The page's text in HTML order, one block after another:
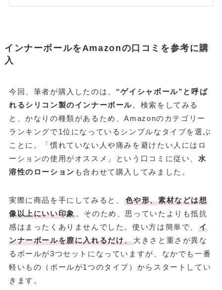
インナーボールをAmazonの口コミを参考に購
入
今回、筆者が購入したのは、 “ゲイシャボール”と呼ば
れるシリコン製のインナーボール。検索をしてみる
と、かなりの種類があるため、Amazonのカテゴリー
ランキングで1位になっているシンプルなタイプを選ぶ
ことに。「慣れていない人や痛みを避けたい人にはロ
ーションの使用がオススメ」という口コミに従い、 水
溶性のローション も合わせて購入してみました。
実際に商品を手にしてみると、
色や形、素材などは想
像以上にいい印象。そのため、思っていたよりも抵抗
感はまったくありませんでした。使い方は簡単で、イ
ンナーボールを膣に入れるだけ。大きさと重さが異な
るボールが3つセットになっていますが、なかでも一番
軽いもの（ボールが1つのタイプ）からスタートしてい
きます。